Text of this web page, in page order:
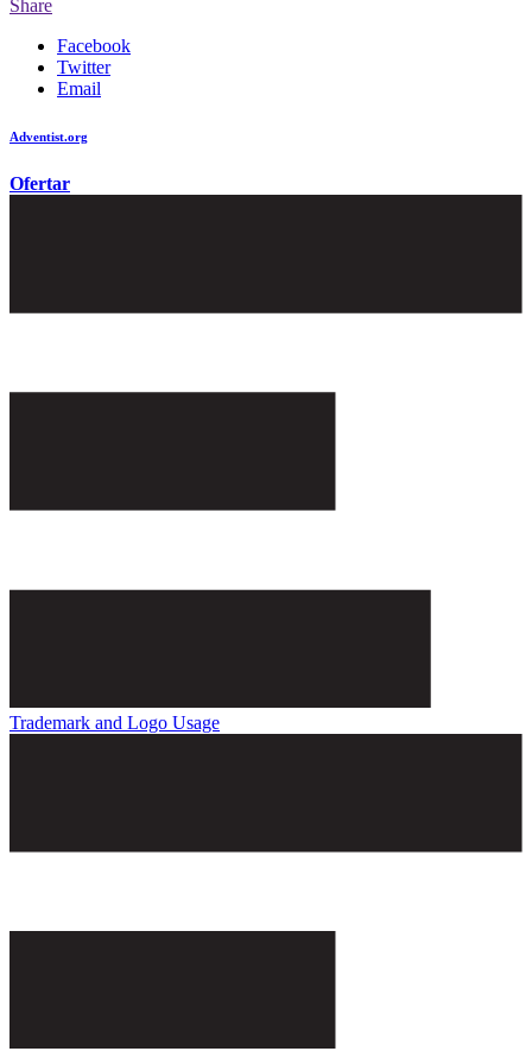
Share
Facebook
Twitter
Email
Adventist.org
Ofertar
Trademark and Logo Usage